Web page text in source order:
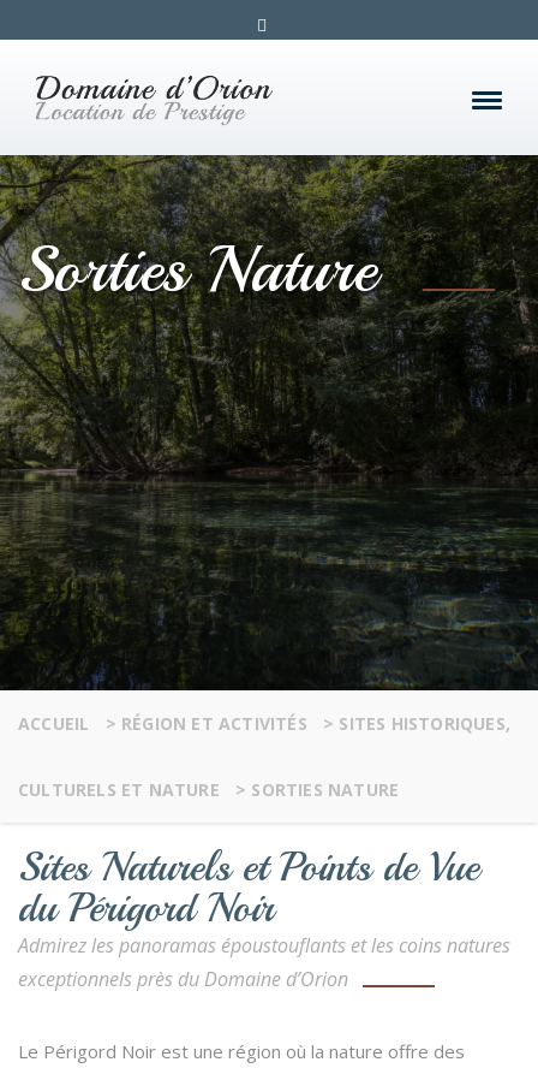
Sorties Nature
ACCUEIL > RÉGION ET ACTIVITÉS > SITES HISTORIQUES,
CULTURELS ET NATURE > SORTIES NATURE
Sites Naturels et Points de Vue
du Périgord Noir
Admirez les panoramas époustouflants et les coins natures
exceptionnels près du Domaine d’Orion
Le Périgord Noir est une région où la nature offre des